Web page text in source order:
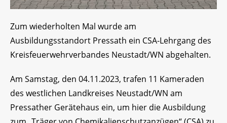
Zum wiederholten Mal wurde am
Ausbildungsstandort Pressath ein CSA-Lehrgang des
Kreisfeuerwehrverbandes Neustadt/WN abgehalten.
Am Samstag, den 04.11.2023, trafen 11 Kameraden
des westlichen Landkreises Neustadt/WN am
Pressather Gerätehaus ein, um hier die Ausbildung